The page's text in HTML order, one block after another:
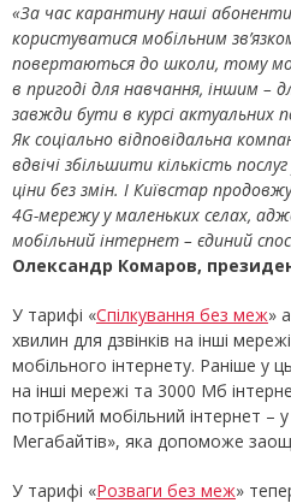
«За час карантину наші
користуватися мобільним
повертаються до школи, тому
в пригоді для навчання, іншим –
завжди бути в курсі актуальних
Як соціально відповідальна
вдвічі збільшити кількість
ціни без змін. І Київстар
4G-мережу у маленьких селах,
мобільний інтернет – єдиний
Олександр Комаров,
У тарифі «Спілкування без меж»
хвилин для дзвінків на інші
мобільного інтернету. Раніше у
на інші мережі та 3000 Мб
потрібний мобільний інтернет –
Мегабайтів», яка допоможе
У тарифі «Розваги без меж»